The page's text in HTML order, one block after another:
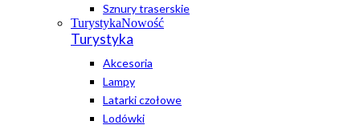
Sznury traserskie
TurystykaNowość
Turystyka
Akcesoria
Lampy
Latarki czołowe
Lodówki